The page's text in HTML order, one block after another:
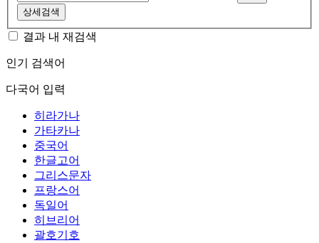
상세검색
결과 내 재검색
인기 검색어
다국어 입력
히라가나
가타카나
중국어
한글고어
그리스문자
프랑스어
독일어
히브리어
괄호기호